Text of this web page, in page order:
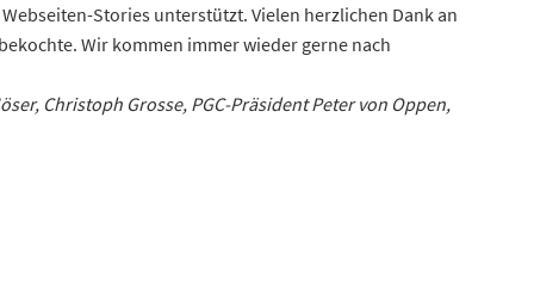
Stories unterstützt. Vielen herzlichen Dank an
Wir kommen immer wieder gerne nach
Christoph Grosse, PGC-Präsident Peter von Oppen,